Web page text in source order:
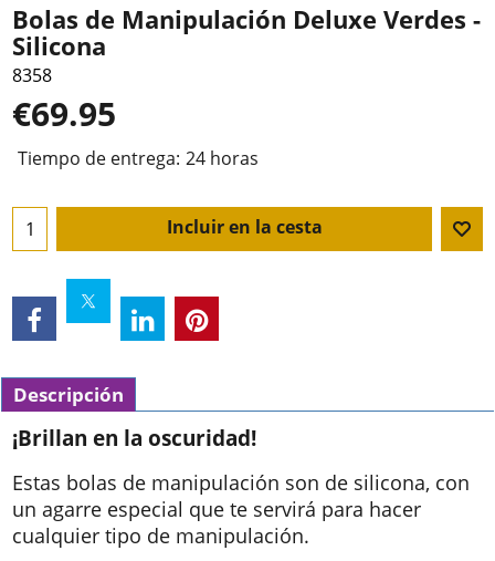
Bolas de Manipulación Deluxe Verdes -
Silicona
8358
€69.95
Tiempo de entrega: 24 horas
Incluir en la cesta
Descripción
¡Brillan en la oscuridad!
Estas bolas de manipulación son de silicona, con
un agarre especial que te servirá para hacer
cualquier tipo de manipulación.